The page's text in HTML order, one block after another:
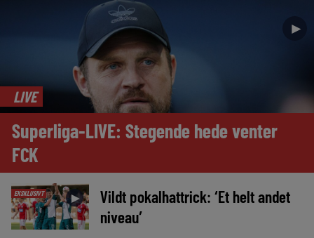
►
LIVE
Superliga-LIVE: Stegende hede venter
FCK
EKSKLUSIVT ►
Vildt pokalhattrick: ‘Et helt andet
niveau’